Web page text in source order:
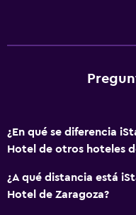
¿En qué se diferencia
Hotel de otros hoteles
¿A qué distancia está
Hotel de Zaragoza?